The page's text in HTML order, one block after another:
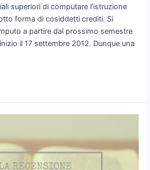
superiori di computare l’istruzione
forma di cosiddetti crediti. Si
a partire dal prossimo semestre
il 17 settembre 2012. Dunque una